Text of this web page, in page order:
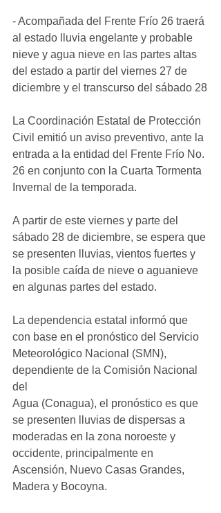
- Acompañada del Frente Frío 26 traerá
al estado lluvia engelante y probable
nieve y agua nieve en las partes altas
del estado a partir del viernes 27 de
diciembre y el transcurso del sábado 28
La Coordinación Estatal de Protección
Civil emitió un aviso preventivo, ante la
entrada a la entidad del Frente Frío No.
26 en conjunto con la Cuarta Tormenta
Invernal de la temporada.
A partir de este viernes y parte del
sábado 28 de diciembre, se espera que
se presenten lluvias, vientos fuertes y
la posible caída de nieve o aguanieve
en algunas partes del estado.
La dependencia estatal informó que
con base en el pronóstico del Servicio
Meteorológico Nacional (SMN),
dependiente de la Comisión Nacional
del
Agua (Conagua), el pronóstico es que
se presenten lluvias de dispersas a
moderadas en la zona noroeste y
occidente, principalmente en
Ascensión, Nuevo Casas Grandes,
Madera y Bocoyna.